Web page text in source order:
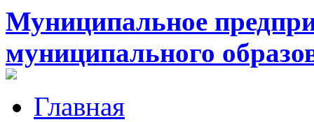
Муниципальное
муниципального
Главная